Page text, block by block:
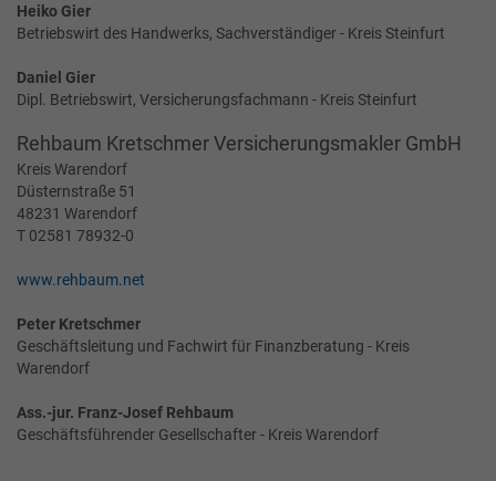
Heiko Gier
Betriebswirt des Handwerks, Sachverständiger - Kreis Steinfurt
Daniel Gier
Dipl. Betriebswirt, Versicherungsfachmann - Kreis Steinfurt
Rehbaum Kretschmer Versicherungsmakler GmbH
Kreis Warendorf
Düsternstraße 51
48231 Warendorf
T 02581 78932-0
www.rehbaum.net
Peter Kretschmer
Geschäftsleitung und Fachwirt für Finanzberatung - Kreis
Warendorf
Ass.-jur. Franz-Josef Rehbaum
Geschäftsführender Gesellschafter - Kreis Warendorf